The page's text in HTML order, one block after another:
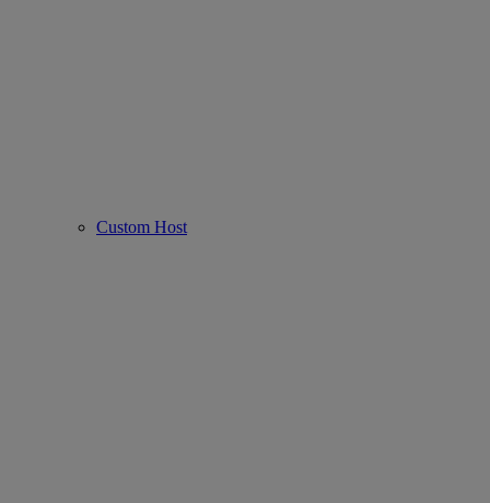
Custom Host